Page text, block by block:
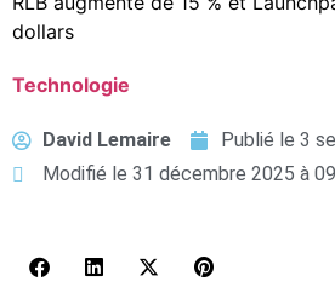
dollars
Technologie
David Lemaire Publié le 3
Modifié le 31 décembre 2025 à